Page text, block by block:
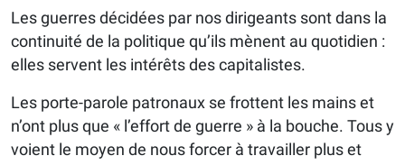
Les guerres décidées par nos dirigeants sont dans la
continuité de la politique qu’ils mènent au quotidien :
elles servent les intérêts des capitalistes.
Les porte-parole patronaux se frottent les mains et
n’ont plus que « l’effort de guerre » à la bouche. Tous y
voient le moyen de nous forcer à travailler plus et